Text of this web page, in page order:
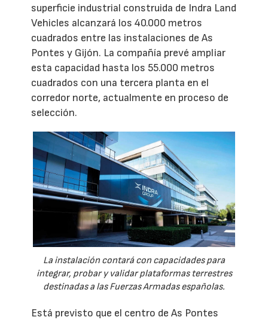
superficie industrial construida de Indra Land
Vehicles alcanzará los 40.000 metros
cuadrados entre las instalaciones de As
Pontes y Gijón. La compañía prevé ampliar
esta capacidad hasta los 55.000 metros
cuadrados con una tercera planta en el
corredor norte, actualmente en proceso de
selección.
La instalación contará con capacidades para
integrar, probar y validar plataformas terrestres
destinadas a las Fuerzas Armadas españolas.
Está previsto que el centro de As Pontes